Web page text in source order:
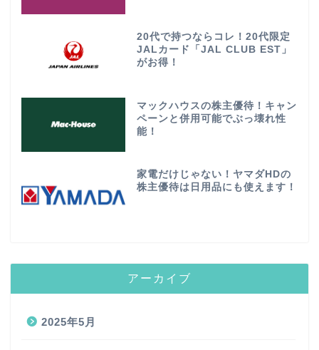
20代で持つならコレ！20代限定
JALカード「JAL CLUB EST」
がお得！
マックハウスの株主優待！キャン
ペーンと併用可能でぶっ壊れ性
能！
家電だけじゃない！ヤマダHDの
株主優待は日用品にも使えます！
アーカイブ
2025年5月